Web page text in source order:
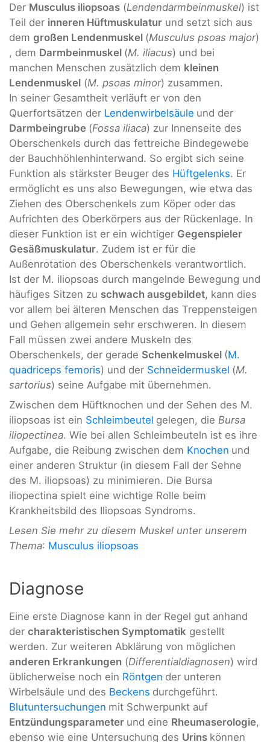
Der Musculus iliopsoas (Lendendarmbeinmuskel) ist
Teil der inneren Hüftmuskulatur und setzt sich aus
dem großen Lendenmuskel (Musculus psoas major)
, dem Darmbeinmuskel (M. iliacus) und bei
manchen Menschen zusätzlich dem kleinen
Lendenmuskel (M. psoas minor) zusammen.
In seiner Gesamtheit verläuft er von den
Querfortsätzen der Lendenwirbelsäule und der
Darmbeingrube (Fossa iliaca) zur Innenseite des
Oberschenkels durch das fettreiche Bindegewebe
der Bauchhöhlenhinterwand. So ergibt sich seine
Funktion als stärkster Beuger des Hüftgelenks. Er
ermöglicht es uns also Bewegungen, wie etwa das
Ziehen des Oberschenkels zum Köper oder das
Aufrichten des Oberkörpers aus der Rückenlage. In
dieser Funktion ist er ein wichtiger Gegenspieler
Gesäßmuskulatur. Zudem ist er für die
Außenrotation des Oberschenkels verantwortlich.
Ist der M. iliopsoas durch mangelnde Bewegung und
häufiges Sitzen zu schwach ausgebildet, kann dies
vor allem bei älteren Menschen das Treppensteigen
und Gehen allgemein sehr erschweren. In diesem
Fall müssen zwei andere Muskeln des
Oberschenkels, der gerade Schenkelmuskel (M.
quadriceps femoris) und der Schneidermuskel (M.
sartorius) seine Aufgabe mit übernehmen.
Zwischen dem Hüftknochen und der Sehen des M.
iliopsoas ist ein Schleimbeutel gelegen, die Bursa
iliopectinea. Wie bei allen Schleimbeuteln ist es ihre
Aufgabe, die Reibung zwischen dem Knochen und
einer anderen Struktur (in diesem Fall der Sehne
des M. iliopsoas) zu minimieren. Die Bursa
iliopectina spielt eine wichtige Rolle beim
Krankheitsbild des Iliopsoas Syndroms.
Lesen Sie mehr zu diesem Muskel unter unserem
Thema: Musculus iliopsoas
Diagnose
Eine erste Diagnose kann in der Regel gut anhand
der charakteristischen Symptomatik gestellt
werden. Zur weiteren Abklärung von möglichen
anderen Erkrankungen (Differentialdiagnosen) wird
üblicherweise noch ein Röntgen der unteren
Wirbelsäule und des Beckens durchgeführt.
Blutuntersuchungen mit Schwerpunkt auf
Entzündungsparameter und eine Rheumaserologie,
ebenso wie eine Untersuchung des Urins können